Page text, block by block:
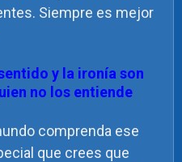
Siempre es mejor
y la ironía son
no los entiende
comprenda ese
que crees que